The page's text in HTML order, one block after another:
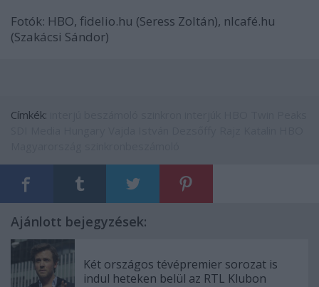
Fotók: HBO, fidelio.hu (Seress Zoltán), nlcafé.hu
(Szakácsi Sándor)
Címkék:
Ajánlott bejegyzések:
Két országos tévépremier sorozat is
indul heteken belül az RTL Klubon